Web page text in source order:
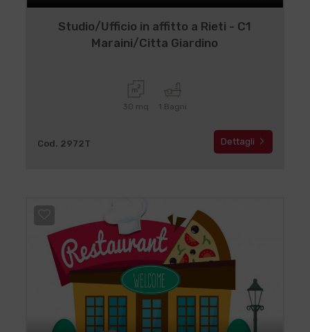
Studio/Ufficio in affitto a Rieti - C1
Maraini/Citta Giardino
30 mq 1 Bagni
Cod. 2972T Dettagli